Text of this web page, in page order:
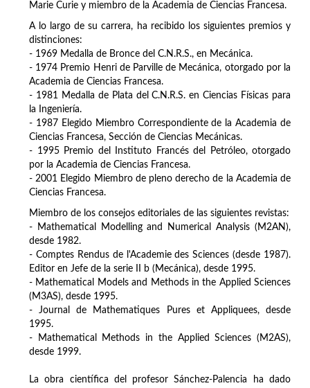
Marie Curie y miembro de la Academia de Ciencias Francesa.
A lo largo de su carrera, ha recibido los siguientes premios y
distinciones:
- 1969 Medalla de Bronce del C.N.R.S., en Mecánica.
- 1974 Premio Henri de Parville de Mecánica, otorgado por la
Academia de Ciencias Francesa.
- 1981 Medalla de Plata del C.N.R.S. en Ciencias Físicas para
la Ingeniería.
- 1987 Elegido Miembro Correspondiente de la Academia de
Ciencias Francesa, Sección de Ciencias Mecánicas.
- 1995 Premio del Instituto Francés del Petróleo, otorgado
por la Academia de Ciencias Francesa.
- 2001 Elegido Miembro de pleno derecho de la Academia de
Ciencias Francesa.
Miembro de los consejos editoriales de las siguientes revistas:
- Mathematical Modelling and Numerical Analysis (M2AN),
desde 1982.
- Comptes Rendus de l'Academie des Sciences (desde 1987).
Editor en Jefe de la serie II b (Mecánica), desde 1995.
- Mathematical Models and Methods in the Applied Sciences
(M3AS), desde 1995.
- Journal de Mathematiques Pures et Appliquees, desde
1995.
- Mathematical Methods in the Applied Sciences (M2AS),
desde 1999.
La obra científica del profesor Sánchez-Palencia ha dado